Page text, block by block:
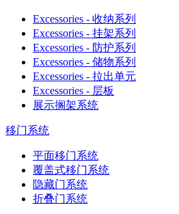
Excessories - 收纳系列
Excessories - 挂架系列
Excessories - 防护系列
Excessories - 储物系列
Excessories - 拉出单元
Excessories - 层板
展示搁架系统
移门系统
平面移门系统
覆盖式移门系统
隐藏门系统
折叠门系统